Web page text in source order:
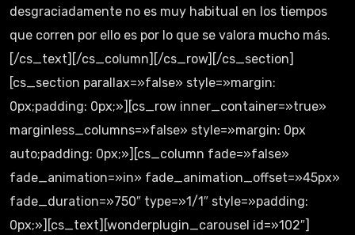
desgraciadamente no es muy habitual en los tiempos
que corren por ello es por lo que se valora mucho más.
[/cs_text][/cs_column][/cs_row][/cs_section]
[cs_section parallax=»false» style=»margin:
0px;padding: 0px;»][cs_row inner_container=»true»
marginless_columns=»false» style=»margin: 0px
auto;padding: 0px;»][cs_column fade=»false»
fade_animation=»in» fade_animation_offset=»45px»
fade_duration=»750″ type=»1/1″ style=»padding:
0px;»][cs_text][wonderplugin_carousel id=»102″]